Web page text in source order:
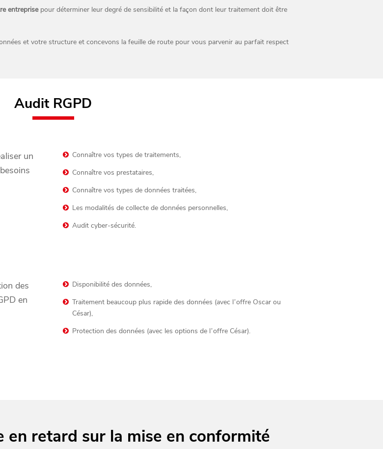
entreprisepour déterminer leur degré de sensibilité et la façon dont leur traitement doit être
et votre structure et concevons la feuille de route pour vous parvenir au parfait respect
Audit RGPD
un
Connaître vos types de traitements,
Connaître vos prestataires,
Connaître vos types de données traitées,
Les modalités de collecte de données personnelles,
Audit cyber-sécurité.
des
en
Disponibilité des données,
Traitement beaucoup plus rapide des données (avec l’offre Oscar ou
César),
Protection des données (avec les options de l’offre César).
en retard sur la mise en conformité